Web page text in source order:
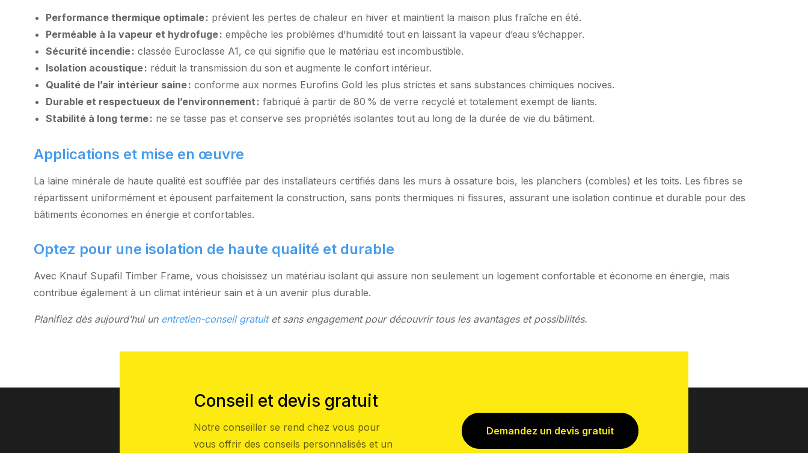
Performance thermique optimale : prévient les pertes de chaleur en hiver et maintient la maison plus fraîche en été.
Perméable à la vapeur et hydrofuge : empêche les problèmes d’humidité tout en laissant la vapeur d’eau s’échapper.
Sécurité incendie : classée Euroclasse A1, ce qui signifie que le matériau est incombustible.
Isolation acoustique : réduit la transmission du son et augmente le confort intérieur.
Qualité de l’air intérieur saine : conforme aux normes Eurofins Gold les plus strictes et sans substances chimiques nocives.
Durable et respectueux de l’environnement : fabriqué à partir de 80 % de verre recyclé et totalement exempt de liants.
Stabilité à long terme : ne se tasse pas et conserve ses propriétés isolantes tout au long de la durée de vie du bâtiment.
Applications et mise en œuvre
La laine minérale de haute qualité est soufflée par des installateurs certifiés dans les murs à ossature bois, les planchers (combles) et les toits. Les fibres se
répartissent uniformément et épousent parfaitement la construction, sans ponts thermiques ni fissures, assurant une isolation continue et durable pour des
bâtiments économes en énergie et confortables.
Optez pour une isolation de haute qualité et durable
Avec Knauf Supafil Timber Frame, vous choisissez un matériau isolant qui assure non seulement un logement confortable et économe en énergie, mais
contribue également à un climat intérieur sain et à un avenir plus durable.
Planifiez dès aujourd’hui un entretien-conseil gratuitet sans engagement pour découvrir tous les avantages et possibilités.
Conseil et devis gratuit
Notre conseiller se rend chez vous pour
vous offrir des conseils personnalisés et un
Demandez un devis gratuit